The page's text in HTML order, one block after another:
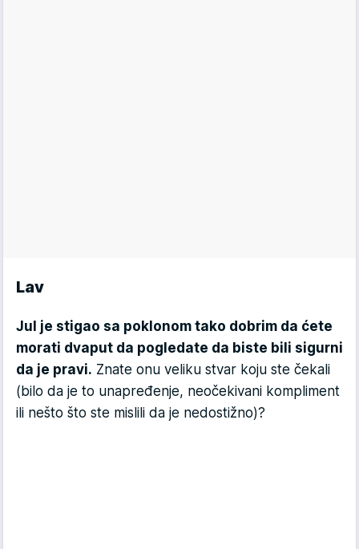
Lav
Jul je stigao sa poklonom tako dobrim da ćete
morati dvaput da pogledate da biste bili sigurni
da je pravi. Znate onu veliku stvar koju ste čekali
(bilo da je to unapređenje, neočekivani kompliment
ili nešto što ste mislili da je nedostižno)?